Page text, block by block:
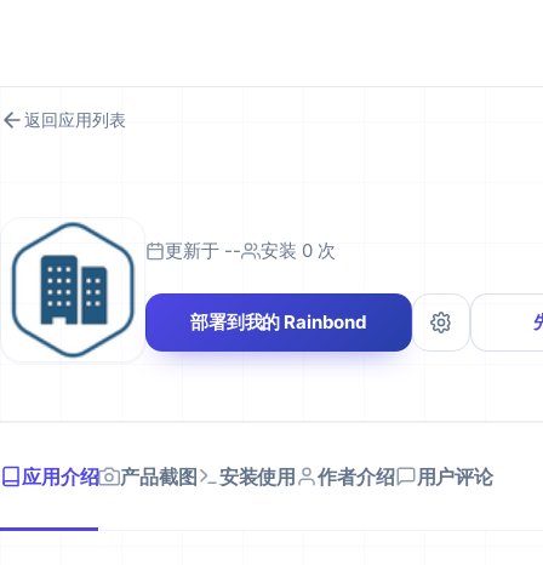
返回应用列表
更新于 -- 安装 0 次
部署到我的 Rainbond
应用介绍 产品截图 安装使用 作者介绍 用户评论